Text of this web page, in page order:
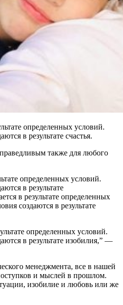
определенных условий.
в результате счастья.
также для любого
определенных условий.
в результате
в результате определенных
создаются в результате
определенных условий.
в результате изобилия,” —
менеджмента, все в нашей
и мыслей в прошлом.
изобилие и любовь или же